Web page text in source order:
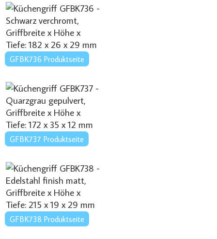
GFBK736 Produktseite
GFBK737 Produktseite
GFBK738 Produktseite